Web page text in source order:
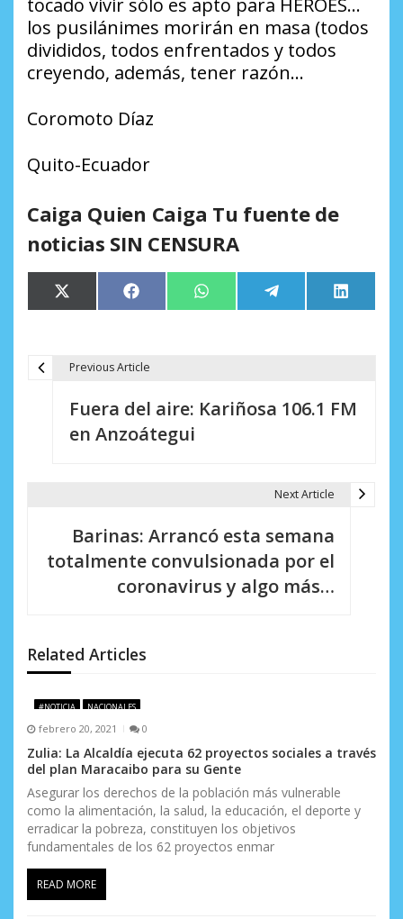
los pusilánimes morirán en masa (todos
divididos, todos enfrentados y todos
creyendo, además, tener razón…
Coromoto Díaz
Quito-Ecuador
Caiga Quien Caiga Tu fuente de
noticias SIN CENSURA
Compartir
en
X
(Twitter)
Compartir
en
Facebook Compartir
en
WhatsApp Compartir
en
Telegram
en
LinkedIn
ó
n
d
e
e
n
t
r
a
Previous Article
Fuera del aire: Kariñosa 106.1 FM
en Anzoátegui
Next Article
Barinas: Arrancó esta semana
totalmente convulsionada por el
coronavirus y algo más…
Related Articles
#NOTICIA NACIONALES
febrero 20, 2021 0
Zulia: La Alcaldía ejecuta 62 proyectos sociales a través
del plan Maracaibo para su Gente
Asegurar los derechos de la población más vulnerable
como la alimentación, la salud, la educación, el deporte y
erradicar la pobreza, constituyen los objetivos
fundamentales de los 62 proyectos enmar
READ MORE